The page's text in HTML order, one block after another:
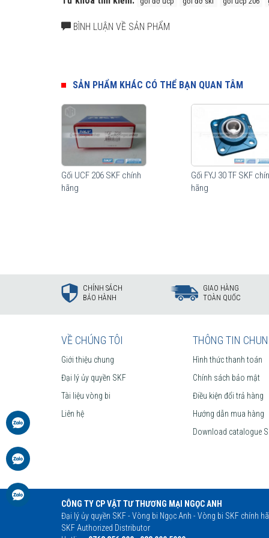
Tuổi thọ của gối SKF UCP 206 bền bỉ hơn rất nhiều so
BÌNH LUẬN VỀ SẢN PHẨM
SẢN PHẨM KHÁC CÓ THỂ BẠN QUAN TÂM
Gối UCF 206 SKF chính
hãng
Gối FYJ 30 TF SKF
hãng
CHÍNH SÁCH
BẢO HÀNH
GIAO HÀNG
TOÀN QUỐC
VỀ CHÚNG TÔI
Giới thiệu chung
Đại lý ủy quyền SKF
Tài liệu vòng bi
Liên hệ
THÔNG TIN
Hình thức thanh toán
Chính sách bảo mật
Điều kiện đổi trả hàng
Hướng dẫn mua hàng
Download catalogue
CÔNG TY CP VẬT TƯ THƯƠNG MẠI NGỌC ANH
Đại lý ủy quyền SKF - Vòng bi Ngọc Anh - Vòng bi SKF chính
SKF Authorized Distributor